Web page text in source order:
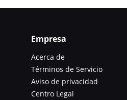
Empresa
Acerca de
Términos de Servicio
Aviso de privacidad
Centro Legal